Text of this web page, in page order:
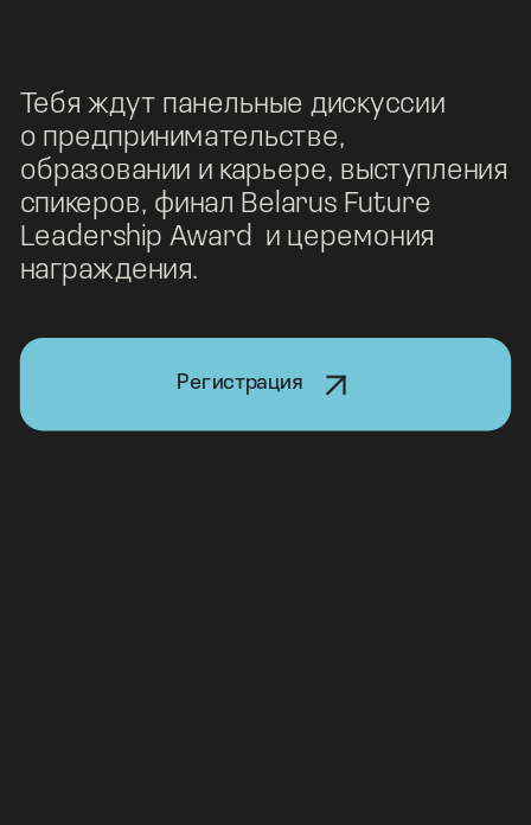
Регистрация
Тебя ждут панельные дискуссии
о предпринимательстве,
образовании и карьере, выступления
спикеров, финал Belarus Future
Leadership Award  и церемония
награждения.